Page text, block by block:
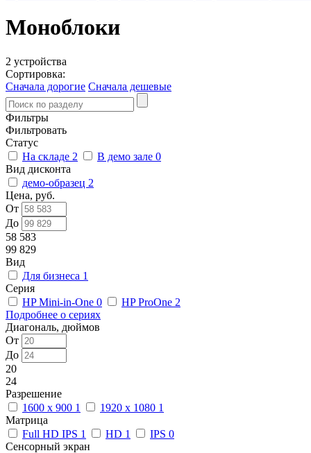
Моноблоки
2 устройства
Сортировка:
Сначала дорогие Сначала дешевые
Фильтры
Фильтровать
Статус
На складе 2 В демо зале 0
Вид дисконта
демо-образец 2
Цена, руб.
От
До
58 583
99 829
Вид
Для бизнеса 1
Серия
HP Mini-in-One 0 HP ProOne 2
Подробнее о сериях
Диагональ, дюймов
От
До
20
24
Разрешение
1600 x 900 1 1920 x 1080 1
Матрица
Full HD IPS 1 HD 1 IPS 0
Сенсорный экран